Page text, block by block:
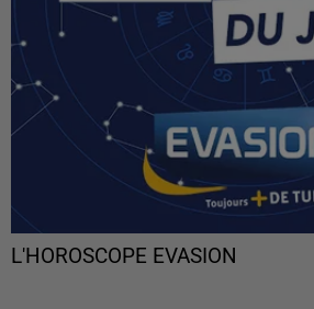
L'HOROSCOPE EVASION